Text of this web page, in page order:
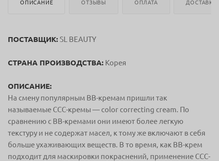
ОПИСАНИЕ ОТЗЫВЫ ОПЛАТА ДОСТАВКА
ПОСТАВЩИК: SL BEAUTY
СТРАНА ПРОИЗВОДСТВА: Корея
ОПИСАНИЕ:
На смену популярным BB-кремам пришли так
называемые CСC-кремы — color correcting cream. По
сравнению с BB-кремами они имеют более легкую
текстуру и не содержат масел, к тому же включают в себя
больше ухаживающих веществ. В то время, как BB-крем
подходит для маскировки покраснений, применение CCC-